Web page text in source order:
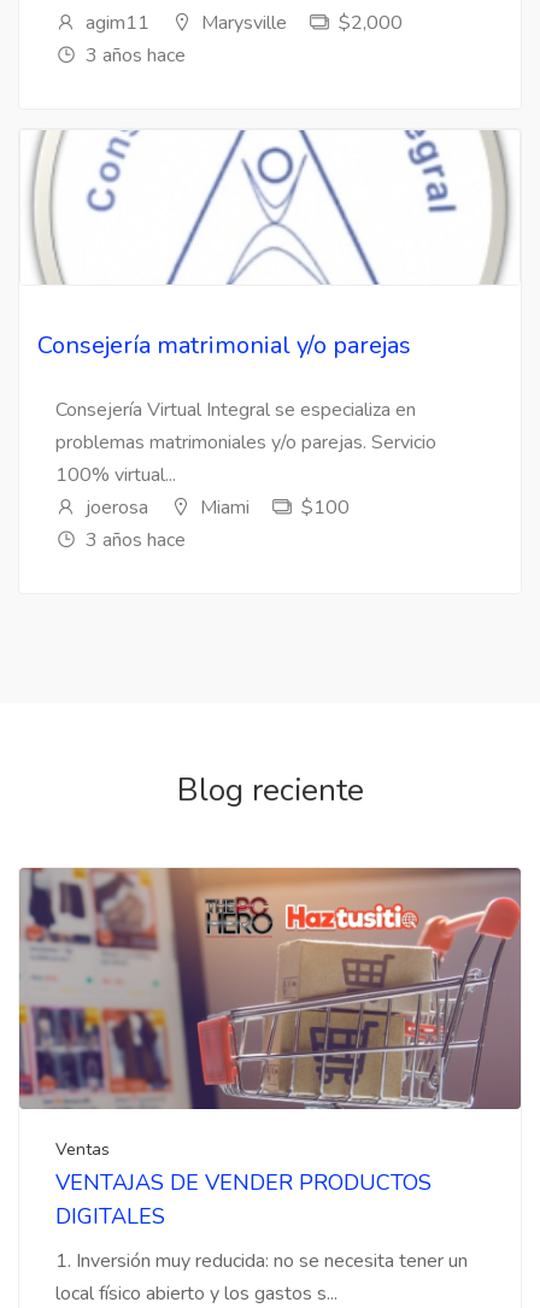
agim11
Marysville
$2,000
3 años hace
Consejería matrimonial y/o parejas
Consejería Virtual Integral se especializa en
problemas matrimoniales y/o parejas. Servicio
100% virtual...
joerosa
Miami
$100
3 años hace
Blog reciente
Ventas
VENTAJAS DE VENDER PRODUCTOS
DIGITALES
1. Inversión muy reducida: no se necesita tener un
local físico abierto y los gastos s...